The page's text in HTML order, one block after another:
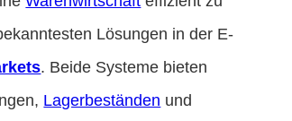
Lösungen in der E-
. Beide Systeme bieten
Lagerbeständen und